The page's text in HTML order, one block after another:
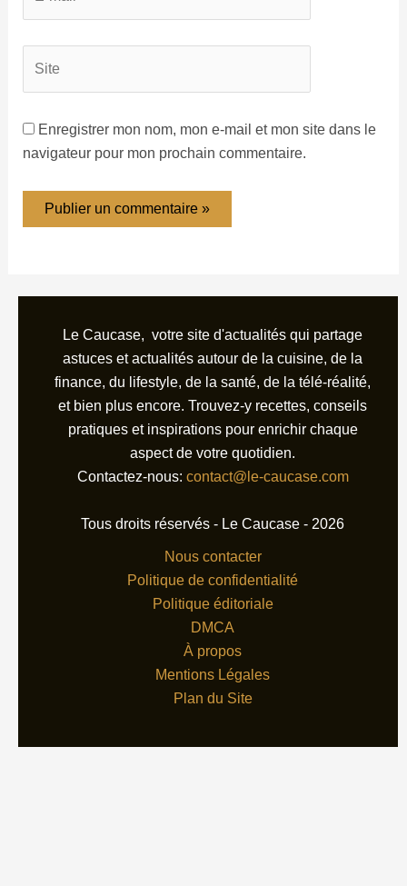
Enregistrer mon nom, mon e-mail et mon site dans le
navigateur pour mon prochain commentaire.
Le Caucase, votre site d'actualités qui partage
astuces et actualités autour de la cuisine, de la
finance, du lifestyle, de la santé, de la télé-réalité,
et bien plus encore. Trouvez-y recettes, conseils
pratiques et inspirations pour enrichir chaque
aspect de votre quotidien.
Contactez-nous: contact@le-caucase.com
Tous droits réservés - Le Caucase - 2026
Nous contacter
Politique de confidentialité
Politique éditoriale
DMCA
À propos
Mentions Légales
Plan du Site